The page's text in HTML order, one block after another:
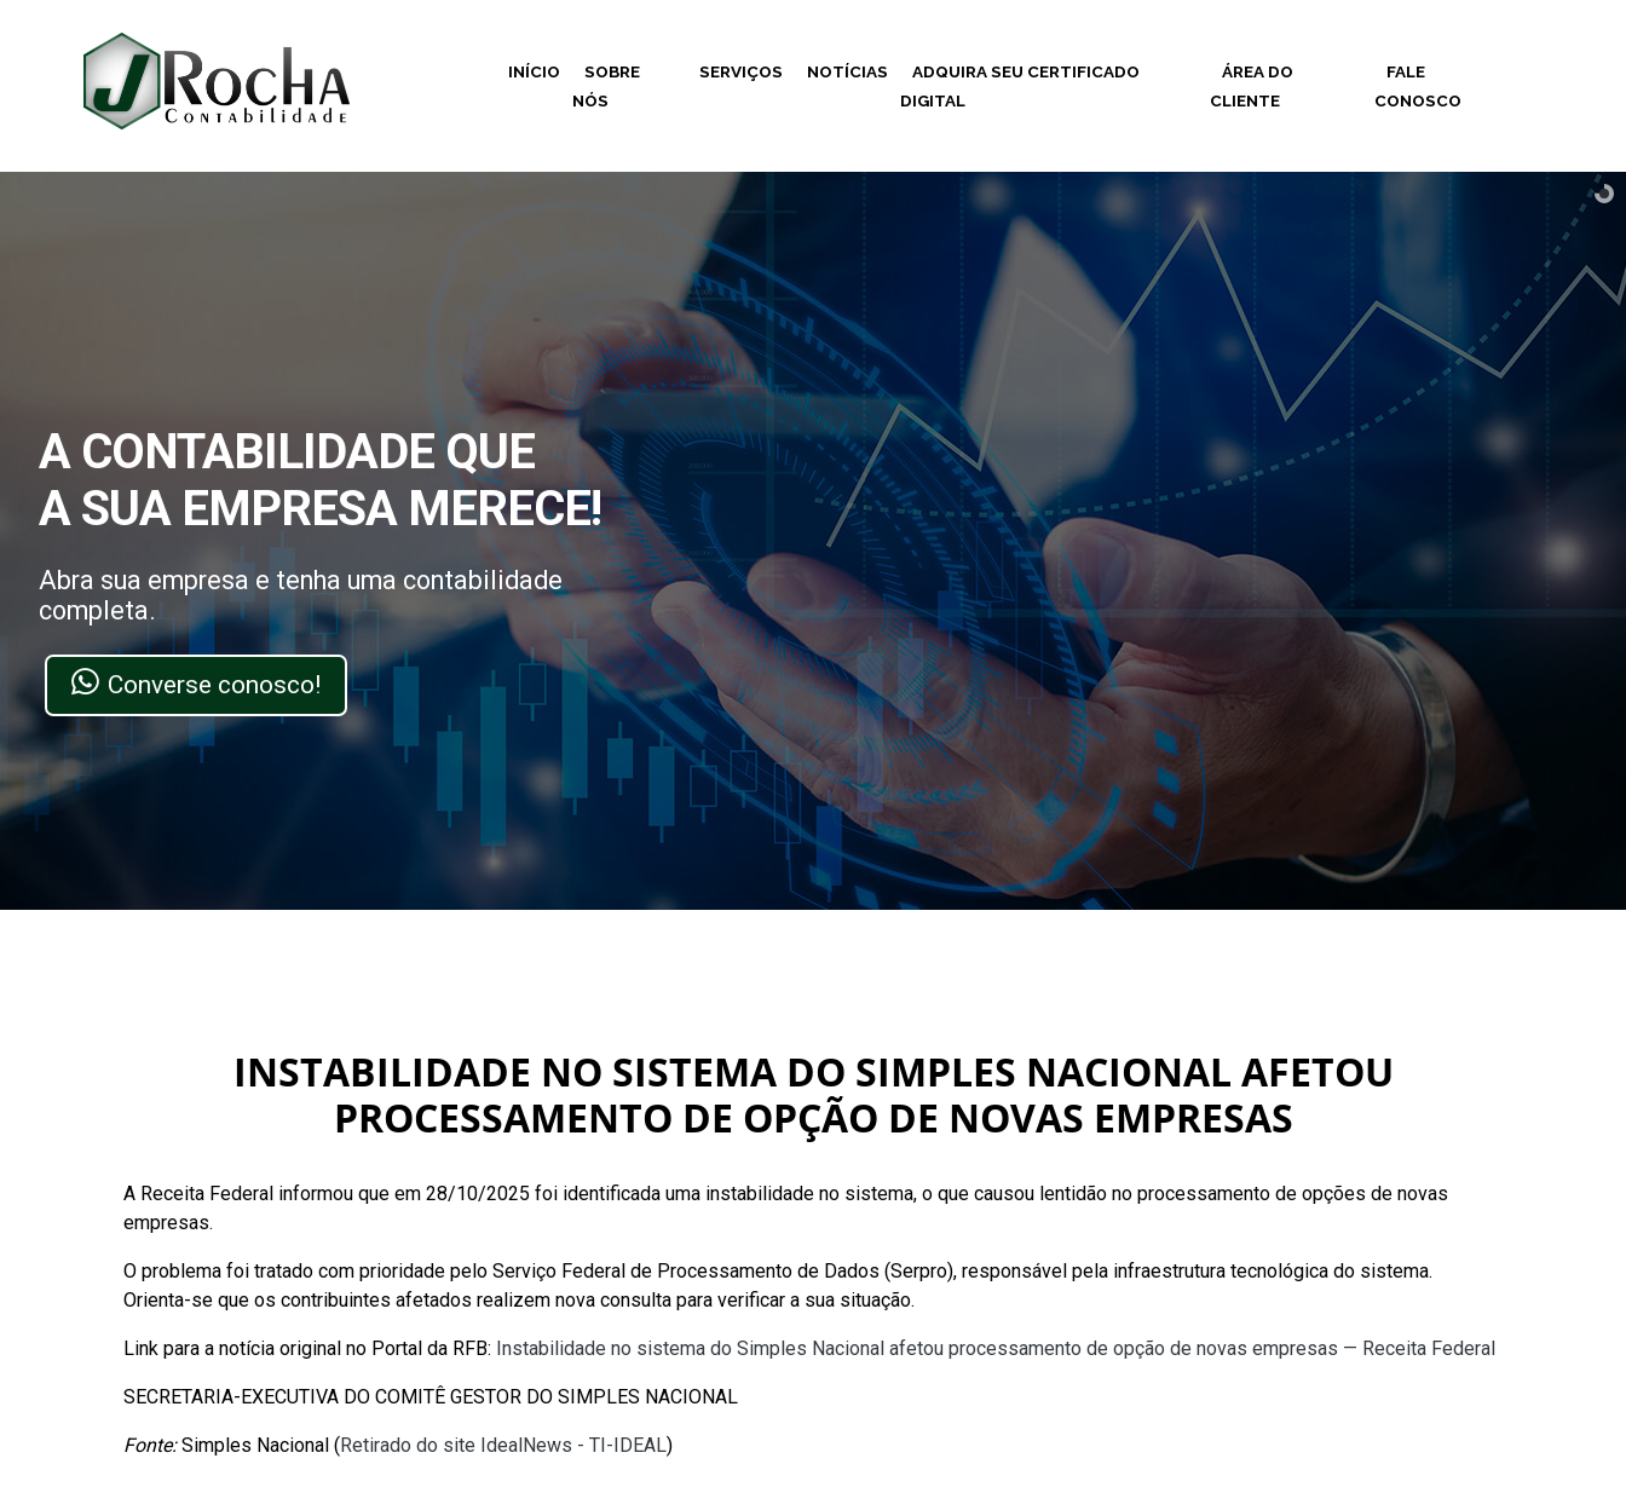
INÍCIO
SOBRE
NÓS
SERVIÇOS NOTÍCIAS
ADQUIRA SEU CERTIFICADO
DIGITAL
ÁREA DO
CLIENTE
FALE
CONOSCO
A CONTABILIDADE QUE
A SUA EMPRESA MERECE!
Abra sua empresa e tenha uma contabilidade
completa.
Converse conosco!
INSTABILIDADE NO SISTEMA DO SIMPLES NACIONAL AFETOU
PROCESSAMENTO DE OPÇÃO DE NOVAS EMPRESAS
A Receita Federal informou que em 28/10/2025 foi identificada uma instabilidade no sistema, o que causou lentidão no processamento de opções de novas
empresas.
O problema foi tratado com prioridade pelo Serviço Federal de Processamento de Dados (Serpro), responsável pela infraestrutura tecnológica do sistema.
Orienta-se que os contribuintes afetados realizem nova consulta para verificar a sua situação.
Link para a notícia original no Portal da RFB: Instabilidade no sistema do Simples Nacional afetou processamento de opção de novas empresas — Receita Federal
SECRETARIA-EXECUTIVA DO COMITÊ GESTOR DO SIMPLES NACIONAL
Fonte:Simples Nacional (Retirado do site IdealNews - TI-IDEAL)